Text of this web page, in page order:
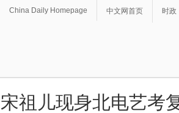
China Daily Homepage 中文网首页 时政
宋祖儿现身北电艺考